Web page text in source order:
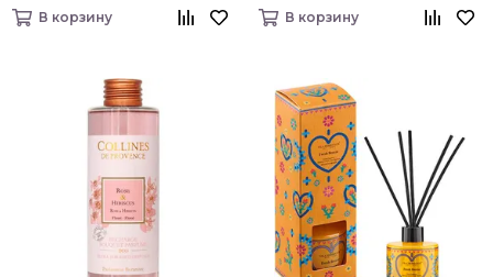
В корзину В корзину